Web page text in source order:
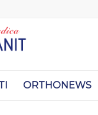
ORTHONEWS